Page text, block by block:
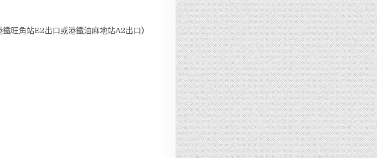
旺角站E2出口或港鐵油麻地站A2出口)